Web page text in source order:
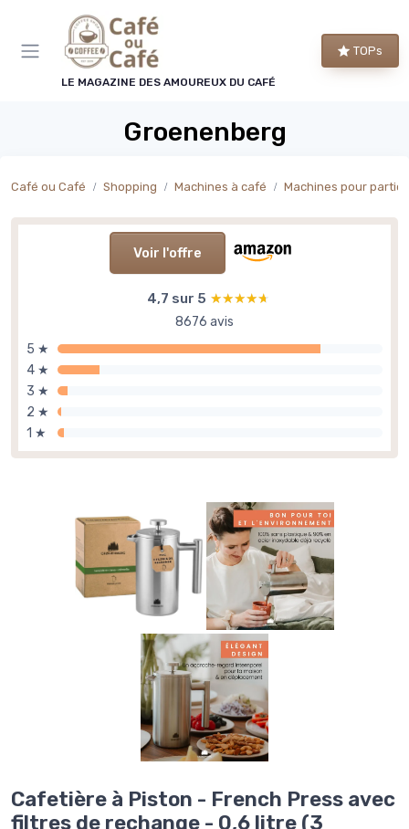
LE MAGAZINE DES AMOUREUX DU CAFÉ
TOPs
Groenenberg
Café ou Café Shopping Machines à café Machines pour
Voir l'offre
4,7 sur 5 ★★★★★
★★★★★
8676 avis
5 ★
4 ★
3 ★
2 ★
1 ★
Cafetière à Piston - French Press avec
filtres de rechange - 0,6 litre (3
Panneau de gestion des cookies